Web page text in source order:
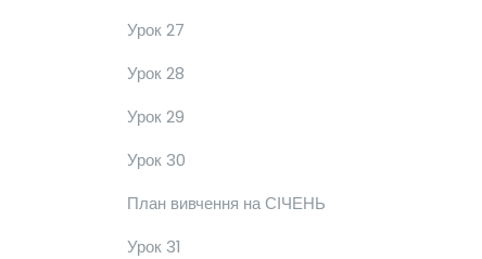
Урок 27
Урок 28
Урок 29
Урок 30
План вивчення на СІЧЕНЬ
Урок 31